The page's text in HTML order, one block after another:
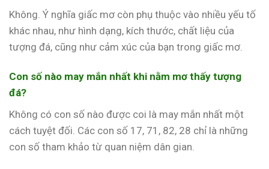
Không. Ý nghĩa giấc mơ còn phụ thuộc vào nhiều yếu tố
khác nhau, như hình dạng, kích thước, chất liệu của
tượng đá, cũng như cảm xúc của bạn trong giấc mơ.
Con số nào may mắn nhất khi nằm mơ thấy tượng
đá?
Không có con số nào được coi là may mắn nhất một
cách tuyệt đối. Các con số 17, 71, 82, 28 chỉ là những
con số tham khảo từ quan niệm dân gian.